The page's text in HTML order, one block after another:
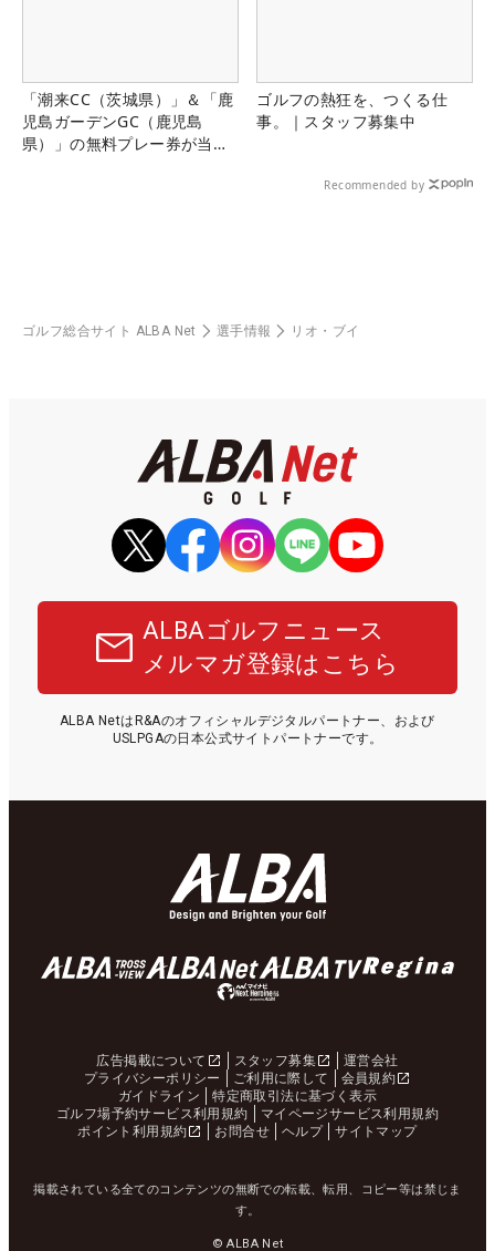
「潮来CC（茨城県）」＆「鹿
児島ガーデンGC（鹿児島
県）」の無料プレー券が当た
ゴルフの熱狂を、つくる仕
事。｜スタッフ募集中
Recommended by
ゴルフ総合サイト ALBA Net 選手情報 リオ・ブイ
ALBAゴルフニュース
メルマガ登録はこちら
ALBA NetはR&Aのオフィシャルデジタルパートナー、および
USLPGAの日本公式サイトパートナーです。
広告掲載について スタッフ募集
運営会社
プライバシーポリシー
ご利用に際して
会員規約
ガイドライン
特定商取引法に基づく表示
ゴルフ場予約サービス利用規約
マイページサービス利用規約
ポイント利用規約
お問合せ ヘルプ サイトマップ
掲載されている全てのコンテンツの無断での転載、転用、コピー等は禁じま
す。
© ALBA Net